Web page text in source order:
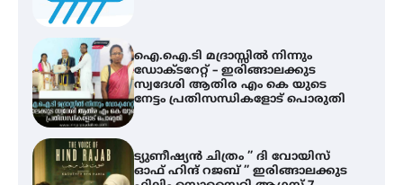
ഐ.ഐ.ടി മദ്രാസ്സിൽ നിന്നും
ഡോക്ടറേറ്റ് – ഇരിങ്ങാലക്കുട
സ്വദേശി ആതിര എം കെ യുടെ
നേട്ടം പ്രതിസന്ധികളോട് പൊരുതി
ട്യുണീഷ്യൻ ചിത്രം ” ദി വോയിസ്
ഓഫ് ഹിന്ദ് റജബ് ” ഇരിങ്ങാലക്കുട